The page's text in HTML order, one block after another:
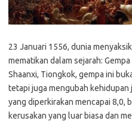
23 Januari 1556, dunia
mematikan dalam sejarah:
Shaanxi, Tiongkok, gempa ini
tetapi juga mengubah
yang diperkirakan mencapai 8,0,
kerusakan yang luar biasa dan